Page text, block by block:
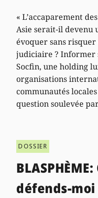
« L’accaparement
Asie serait-il devenu
évoquer sans
judiciaire ? Informer
Socfin, une holding
organisations
communautés
question soulevée
DOSSIER
défends-moi